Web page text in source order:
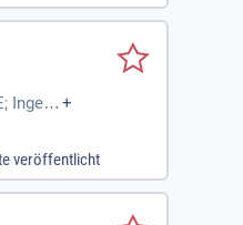
Ingeni +
veröffentlicht